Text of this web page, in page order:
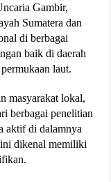
Gambir,
Sumatera dan
di berbagai
baik di daerah
laut.
masyarakat lokal,
berbagai penelitian
aktif di dalamnya
dikenal memiliki